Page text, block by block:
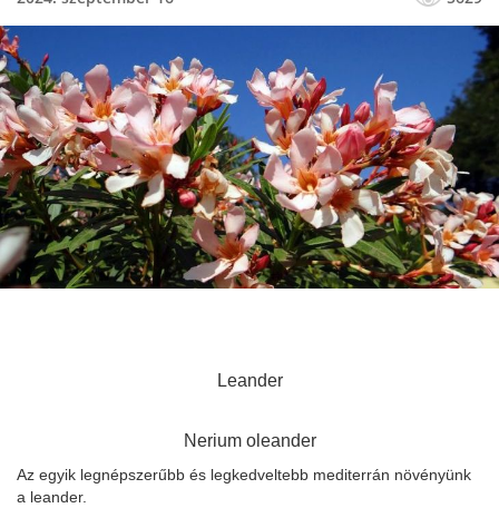
Leander
Nerium oleander
Az egyik legnépszerűbb és legkedveltebb mediterrán növényünk
a leander.